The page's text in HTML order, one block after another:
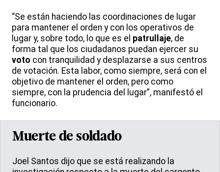
“Se están haciendo las coordinaciones de lugar
para mantener el orden y con los operativos de
lugar y, sobre todo, lo que es el patrullaje, de
forma tal que los ciudadanos puedan ejercer su
voto con tranquilidad y desplazarse a sus centros
de votación. Esta labor, como siempre, será con el
objetivo de mantener el orden, pero como
siempre, con la prudencia del lugar”, manifestó el
funcionario.
Muerte de soldado
Joel Santos dijo que se está realizando la